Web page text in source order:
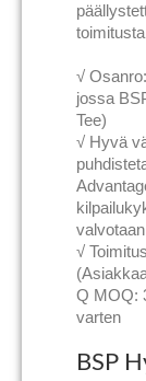
√
jossa
Tee)
√ Hyvä
valvotaan
√
Q MOQ:
varten
BSP